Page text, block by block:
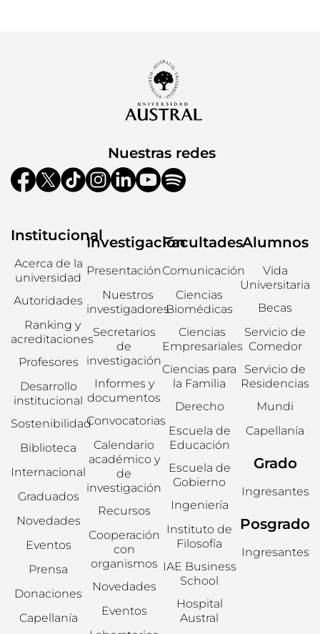
Nuestras redes
Institucional
Acerca de la
universidad
Autoridades
Ranking y
acreditaciones
Profesores
Desarrollo
institucional
Sostenibilidad
Biblioteca
Internacional
Graduados
Novedades
Eventos
Prensa
Donaciones
Capellanía
Investigación
Presentación
Nuestros
investigadores
Secretarios
de
investigación
Informes y
documentos
Convocatorias
Calendario
académico y
de
investigación
Recursos
Cooperación
con
organismos
Novedades
Eventos
Facultades
Comunicación
Ciencias
Biomédicas
Ciencias
Empresariales
Ciencias para
la Familia
Derecho
Escuela de
Educación
Escuela de
Gobierno
Ingeniería
Instituto de
Filosofía
IAE Business
School
Hospital
Austral
Alumnos
Vida
Universitaria
Becas
Servicio de
Comedor
Servicio de
Residencias
Mundi
Capellanía
Grado
Ingresantes
Posgrado
Ingresantes